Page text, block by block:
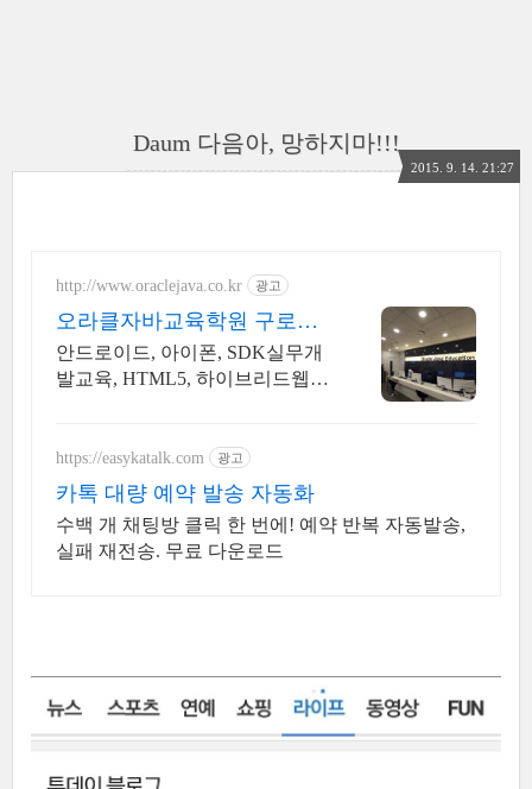
Daum 다음아, 망하지마!!!
2015. 9. 14. 21:27
http://www.oraclejava.co.kr 광고
오라클자바교육학원 구로본
점!
안드로이드, 아이폰, SDK실무개
발교육, HTML5, 하이브리드웹앱,
https://easykatalk.com 광고
카톡 대량 예약 발송 자동화
수백 개 채팅방 클릭 한 번에! 예약 반복 자동발송,
실패 재전송. 무료 다운로드